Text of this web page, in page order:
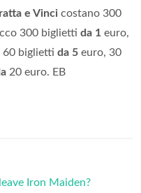
e Vinci costano 300
300 biglietti da 1 euro,
60 biglietti da 5 euro, 30
20 euro. EB
Iron Maiden?